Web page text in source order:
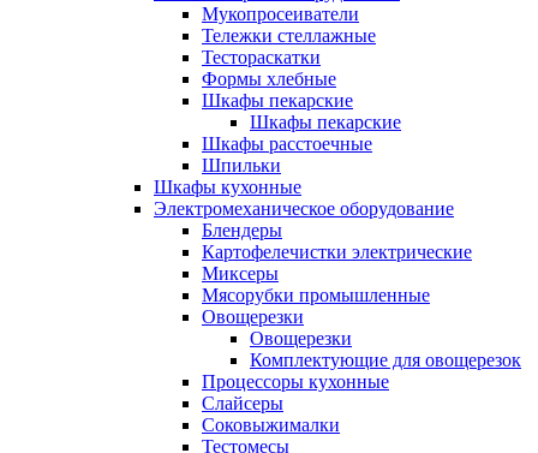
Мукопросеиватели
Тележки стеллажные
Тестораскатки
Формы хлебные
Шкафы пекарские
Шкафы пекарские
Шкафы расстоечные
Шпильки
Шкафы кухонные
Электромеханическое оборудование
Блендеры
Картофелечистки электрические
Миксеры
Мясорубки промышленные
Овощерезки
Овощерезки
Комплектующие для овощерезок
Процессоры кухонные
Слайсеры
Соковыжималки
Тестомесы